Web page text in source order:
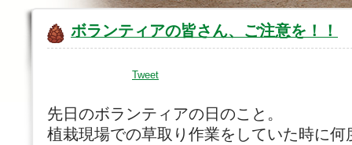
ボランティアの皆さん、ご注意を！！
Tweet
先日のボランティアの日のこと。
植栽現場での草取り作業をしていた時に